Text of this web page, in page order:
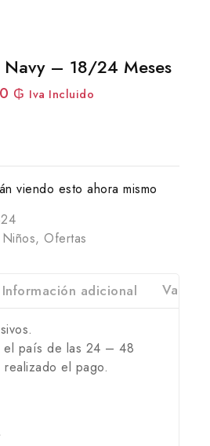
Navy – 18/24 Meses
₲ Iva Incluido
viendo esto ahora mismo
Niños, Ofertas
Información adicional
el país de las 24 – 48
realizado el pago.